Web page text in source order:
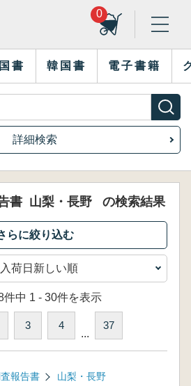
0
書 韓国書 電子書籍
詳細検索
書 山梨・長野 の検索結果
件中 1 - 30件を表示
3 4
...
37
報告書 山梨・長野